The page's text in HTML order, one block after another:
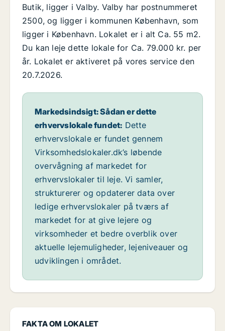
FAKTA OM LOKALET
Butik, ligger i Valby. Valby har postnummeret
2500, og ligger i kommunen København, som
ligger i København. Lokalet er i alt Ca. 55 m2.
Du kan leje dette lokale for Ca. 79.000 kr. per
år. Lokalet er aktiveret på vores service den
20.7.2026.
Markedsindsigt: Sådan er dette
erhvervslokale fundet: Dette
erhvervslokale er fundet gennem
Virksomhedslokaler.dk’s løbende
overvågning af markedet for
erhvervslokaler til leje. Vi samler,
strukturerer og opdaterer data over
ledige erhvervslokaler på tværs af
markedet for at give lejere og
virksomheder et bedre overblik over
aktuelle lejemuligheder, lejeniveauer og
udviklingen i området.